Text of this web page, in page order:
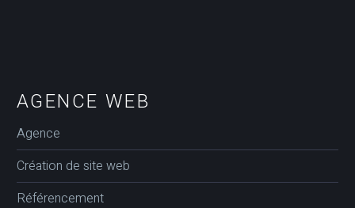
AGENCE WEB
Agence
Création de site web
Référencement